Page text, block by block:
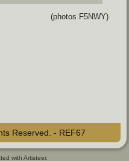
(photos F5NWY)
Reserved. - REF67
with Artisteer.